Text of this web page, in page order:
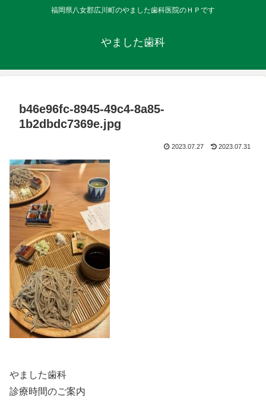
福岡県八女郡広川町のやました歯科医院のＨＰです
やました歯科
b46e96fc-8945-49c4-8a85-
1b2dbdc7369e.jpg
2023.07.27 2023.07.31
やました歯科
診療時間のご案内